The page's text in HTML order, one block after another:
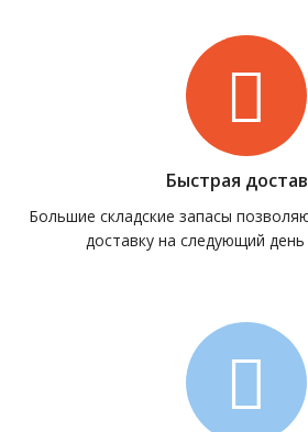
Быстрая
Большие складские запасы
доставку на следующий день